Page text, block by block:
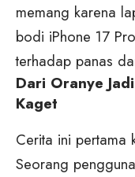
memang karena
bodi iPhone 17
terhadap panas
Dari Oranye
Kaget
Cerita ini pertama
Seorang